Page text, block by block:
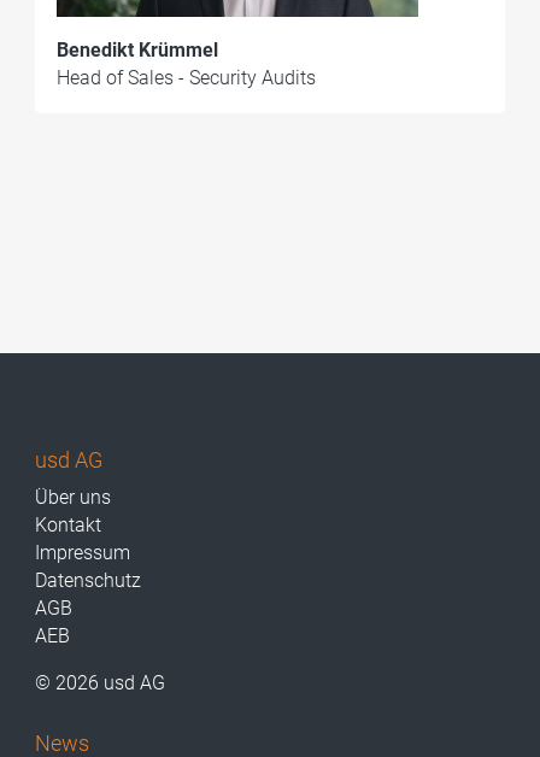
Benedikt Krümmel
Head of Sales - Security Audits
usd AG
Über uns
Kontakt
Impressum
Datenschutz
AGB
AEB
© 2026 usd AG
News